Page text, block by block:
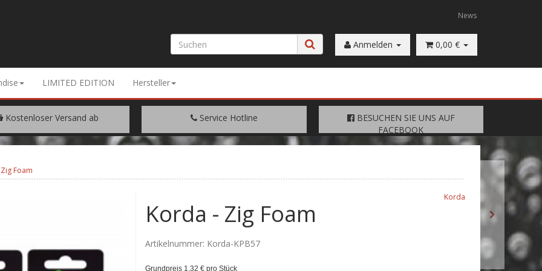
News
Anmelden 0,00 €
LIMITED EDITION Hersteller
Kostenloser Versand ab
WARENWERT VON € 200.- Service Hotline
+49 (0) 9429/948344
BESUCHEN SIE UNS AUF
FACEBOOK
BESUCHEN SIE UNS AUF
FACEBOOK
Foam
Korda
Korda - Zig Foam
Artikelnummer: Korda-KPB57
Grundpreis 1,32 € pro Stück